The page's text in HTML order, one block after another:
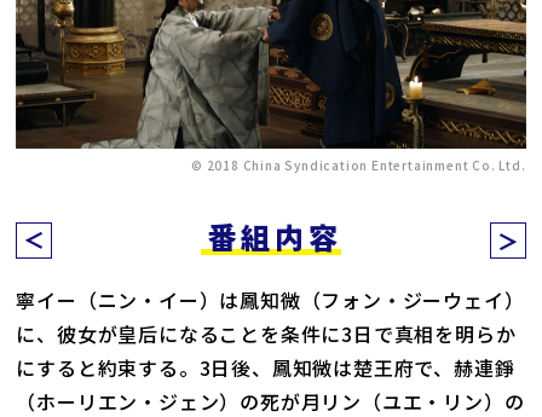
© 2018 China Syndication Entertainment Co. Ltd.
番組内容
寧イー（ニン・イー）は鳳知微（フォン・ジーウェイ）
に、彼女が皇后になることを条件に3日で真相を明らか
にすると約束する。3日後、鳳知微は楚王府で、赫連錚
（ホーリエン・ジェン）の死が月リン（ユエ・リン）の